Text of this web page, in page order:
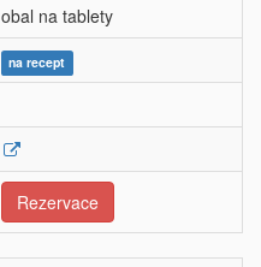
obal na tablety
na recept
Rezervace